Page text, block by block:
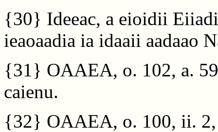
{30} Ideeac, a eioidii
ieaoaadia ia idaaii aadaao
{31} OAAEA, o. 102, a.
caienu.
{32} OAAEA, o. 100, ii.